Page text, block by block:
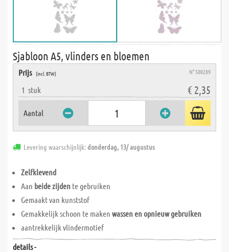
Sjabloon A5, vlinders en bloemen
Prijs (incl. BTW) N° 500289
1 stuk € 2,35
Aantal
Levering waarschijnlijk:donderdag, 13/ augustus
Zelfklevend
Aan beide zijden te gebruiken
Gemaakt van kunststof
Gemakkelijk schoon te maken wassen en opnieuw gebruiken
aantrekkelijk vlindermotief
details -